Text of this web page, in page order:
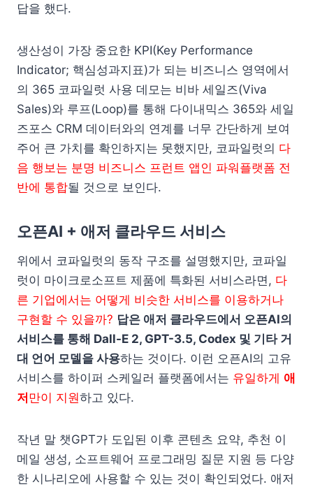
답을 했다.
생산성이 가장 중요한 KPI(Key Performance
Indicator; 핵심성과지표)가 되는 비즈니스 영역에서
의 365 코파일럿 사용 데모는 비바 세일즈(Viva
Sales)와 루프(Loop)를 통해 다이내믹스 365와 세일
즈포스 CRM 데이터와의 연계를 너무 간단하게 보여
주어 큰 가치를 확인하지는 못했지만, 코파일럿의 다
음 행보는 분명 비즈니스 프런트 앱인 파워플랫폼 전
반에 통합될 것으로 보인다.
오픈AI + 애저 클라우드 서비스
위에서 코파일럿의 동작 구조를 설명했지만, 코파일
럿이 마이크로소프트 제품에 특화된 서비스라면, 다
른 기업에서는 어떻게 비슷한 서비스를 이용하거나
구현할 수 있을까? 답은 애저 클라우드에서 오픈AI의
서비스를 통해 Dall-E 2, GPT-3.5, Codex 및 기타 거
대 언어 모델을 사용하는 것이다. 이런 오픈AI의 고유
서비스를 하이퍼 스케일러 플랫폼에서는 유일하게 애
저만이 지원하고 있다.
작년 말 챗GPT가 도입된 이후 콘텐츠 요약, 추천 이
메일 생성, 소프트웨어 프로그래밍 질문 지원 등 다양
한 시나리오에 사용할 수 있는 것이 확인되었다. 애저